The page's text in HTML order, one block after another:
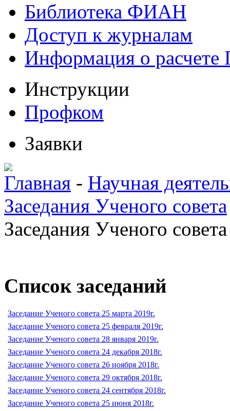
Библиотека ФИАН
Доступ к журналам
Информация о
Инструкции
Профком
Заявки
Главная - Научная
Заседания Ученого совета
Заседания Ученого
Список заседаний
Заседание Ученого совета 25 марта 2019г.
Заседание Ученого совета 25 февраля 2019г.
Заседание Ученого совета 28 января 2019г.
Заседание Ученого совета 24 декабря 2018г.
Заседание Ученого совета 26 ноября 2018г.
Заседание Ученого совета 29 октября 2018г.
Заседание Ученого совета 24 сентября 2018г.
Заседание Ученого совета 25 июня 2018г.